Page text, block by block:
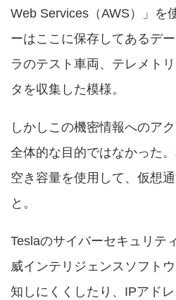
Web Services（AWS）」を
ーはここに保存してあるデ
ラのテスト車両、テレメト
タを収集した模様。
しかしこの機密情報へのア
全体的な目的ではなかった
空き容量を使用して、仮想
と。
Teslaのサイバーセキュリテ
威インテリジェンスソフト
知しにくくしたり、IPアドレ